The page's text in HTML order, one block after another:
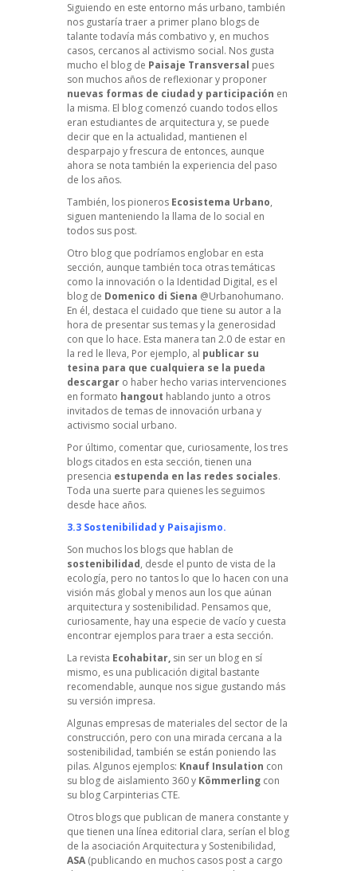
Siguiendo en este entorno más urbano, también
nos gustaría traer a primer plano blogs de
talante todavía más combativo y, en muchos
casos, cercanos al activismo social. Nos gusta
mucho el blog de Paisaje Transversal pues
son muchos años de reflexionar y proponer
nuevas formas de ciudad y participación en
la misma. El blog comenzó cuando todos ellos
eran estudiantes de arquitectura y, se puede
decir que en la actualidad, mantienen el
desparpajo y frescura de entonces, aunque
ahora se nota también la experiencia del paso
de los años.
También, los pioneros Ecosistema Urbano,
siguen manteniendo la llama de lo social en
todos sus post.
Otro blog que podríamos englobar en esta
sección, aunque también toca otras temáticas
como la innovación o la Identidad Digital, es el
blog de Domenico di Siena @Urbanohumano.
En él, destaca el cuidado que tiene su autor a la
hora de presentar sus temas y la generosidad
con que lo hace. Esta manera tan 2.0 de estar en
la red le lleva, Por ejemplo, al publicar su
tesina para que cualquiera se la pueda
descargar o haber hecho varias intervenciones
en formato hangout hablando junto a otros
invitados de temas de innovación urbana y
activismo social urbano.
Por último, comentar que, curiosamente, los tres
blogs citados en esta sección, tienen una
presencia estupenda en las redes sociales.
Toda una suerte para quienes les seguimos
desde hace años.
3.3 Sostenibilidad y Paisajismo.
Son muchos los blogs que hablan de
sostenibilidad, desde el punto de vista de la
ecología, pero no tantos lo que lo hacen con una
visión más global y menos aun los que aúnan
arquitectura y sostenibilidad. Pensamos que,
curiosamente, hay una especie de vacío y cuesta
encontrar ejemplos para traer a esta sección.
La revista Ecohabitar, sin ser un blog en sí
mismo, es una publicación digital bastante
recomendable, aunque nos sigue gustando más
su versión impresa.
Algunas empresas de materiales del sector de la
construcción, pero con una mirada cercana a la
sostenibilidad, también se están poniendo las
pilas. Algunos ejemplos: Knauf Insulation con
su blog de aislamiento 360y Kömmerling con
su blog Carpinterias CTE.
Otros blogs que publican de manera constante y
que tienen una línea editorial clara, serían el blog
de la asociación Arquitectura y Sostenibilidad,
ASA (publicando en muchos casos post a cargo